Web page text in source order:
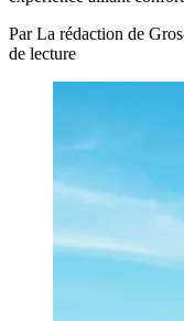
Par La rédaction de
de lecture